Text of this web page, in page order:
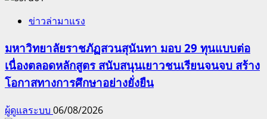
ข่าวล่ามาแรง
มหาวิทยาลัยราชภัฏสวนสุนันทา มอบ 29 ทุนแบบต่อ
เนื่องตลอดหลักสูตร สนับสนุนเยาวชนเรียนจนจบ สร้าง
โอกาสทางการศึกษาอย่างยั่งยืน
ผู้ดูแลระบบ 06/08/2026